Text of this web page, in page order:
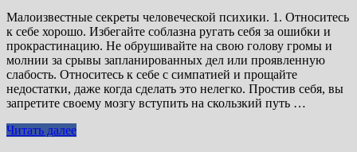
Малоизвестные секреты человеческой психики. 1. Относитесь
к себе хорошо. Избегайте соблазна ругать себя за ошибки и
прокрастинацию. Не обрушивайте на свою голову громы и
молнии за срывы запланированных дел или проявленную
слабость. Относитесь к себе с симпатией и прощайте
недостатки, даже когда сделать это нелегко. Простив себя, вы
запретите своему мозгу вступить на скользкий путь …
Читать далее